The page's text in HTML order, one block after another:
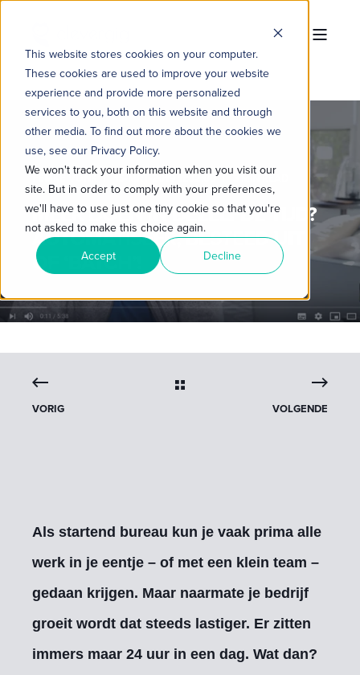
This website stores cookies on your computer.
These cookies are used to improve your website
experience and provide more personalized
services to you, both on this website and through
other media. To find out more about the cookies we
use, see our Privacy Policy.
We won't track your information when you visit our
site. But in order to comply with your preferences,
we'll have to use just one tiny cookie so that you're
not asked to make this choice again.
Accept
Decline
FEMKE VONK 15-MRT-2019 11:02:00 3 MIN READ
MEER DOEN IN DEZELFDE TIJD?
AUTOMATISEER, BESTEED UIT
OF ‘BATCH’!
VORIG VOLGENDE
Als startend bureau kun je vaak prima alle
werk in je eentje – of met een klein team –
gedaan krijgen. Maar naarmate je bedrijf
groeit wordt dat steeds lastiger. Er zitten
immers maar 24 uur in een dag. Wat dan?